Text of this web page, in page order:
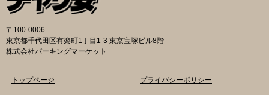
〒100-0006
東京都千代田区有楽町1丁目1-3 東京宝塚ビル8階
株式会社パーキングマーケット
トップページ プライバシーポリシー